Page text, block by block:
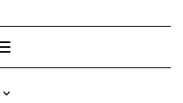
Cambiar modo de navegación